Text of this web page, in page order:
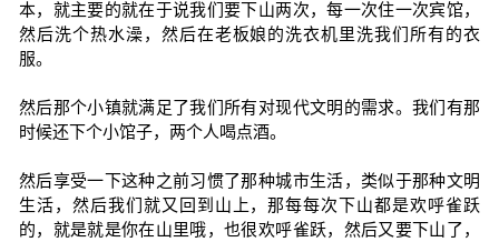
本，就主要的就在于说我们要下山两次，每一次住一次宾馆，
然后洗个热水澡，然后在老板娘的洗衣机里洗我们所有的衣
服。
然后那个小镇就满足了我们所有对现代文明的需求。我们有那
时候还下个小馆子，两个人喝点酒。
然后享受一下这种之前习惯了那种城市生活，类似于那种文明
生活，然后我们就又回到山上，那每每次下山都是欢呼雀跃
的，就是就是你在山里哦，也很欢呼雀跃，然后又要下山了，